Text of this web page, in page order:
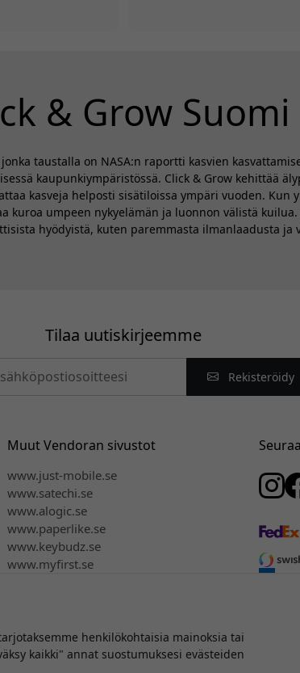
& Grow Suomi
taustalla on NASA:n raportti kasvien
kaupunkiympäristössä. Click & Grow kehittää
kasveja helposti sisätiloissa ympäri vuoden.
kuroa umpeen nykyelämän ja luonnon välistä
hyödyistä, kuten paremmasta ilmanlaadusta ja
Tilaa uutiskirjeemme
Rekisteröidy
Muut Vendoran sivustot
www.just-mobile.se
www.satechi.se
www.alogic.se
www.paperlike.se
www.keybudz.se
www.myfirst.se
henkilökohtaisia mainoksia tai
kaikki" annat suostumuksesi evästeiden